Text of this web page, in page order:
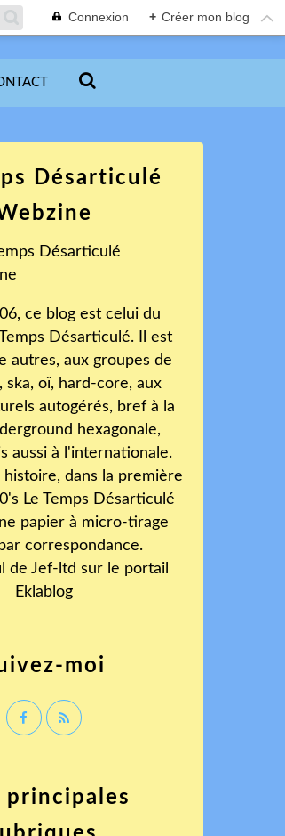
Connexion + Créer mon blog
Désarticulé
ce blog est celui du
Désarticulé. Il est
autres, aux groupes de
ska, oï, hard-core, aux
autogérés, bref à la
hexagonale,
aussi à l'internationale.
dans la première
Le Temps Désarticulé
papier à micro-tirage
correspondance.
de Jef-ltd sur le portail
Eklablog
moi
principales